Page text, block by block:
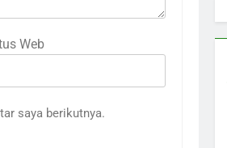
Web
saya berikutnya.